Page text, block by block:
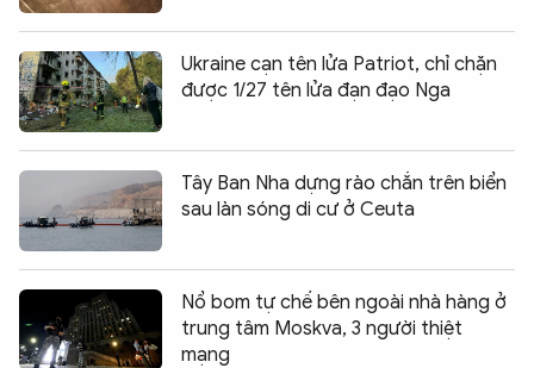
Ukraine cạn tên lửa Patriot, chỉ chặn
được 1/27 tên lửa đạn đạo Nga
Tây Ban Nha dựng rào chắn trên biển
sau làn sóng di cư ở Ceuta
Nổ bom tự chế bên ngoài nhà hàng ở
trung tâm Moskva, 3 người thiệt
mạng